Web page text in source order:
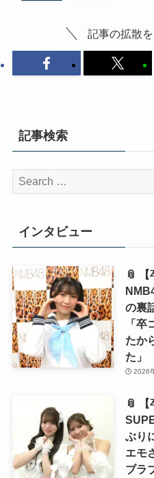
記事の拡散
記事検索
検
索:
インタビュー
📎 【
の裏
「
たか
た」
2026
📎 【
ぶり
エモ
ブラ